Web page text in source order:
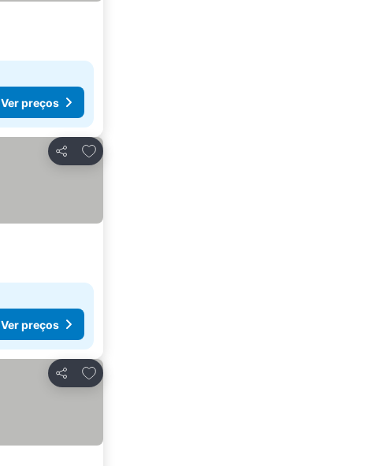
Ver preços
Partilhar
Adicionar aos favoritos
Ver preços
Partilhar
Adicionar aos favoritos